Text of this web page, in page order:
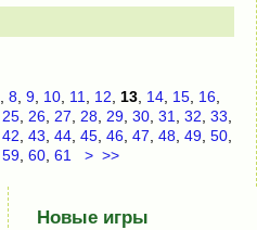
8 9 10 11 12 13 14 15 16
25 26 27 28 29 30 31 32 33
42 43 44 45 46 47 48 49 50
59 60 61 > >>
Новые игры